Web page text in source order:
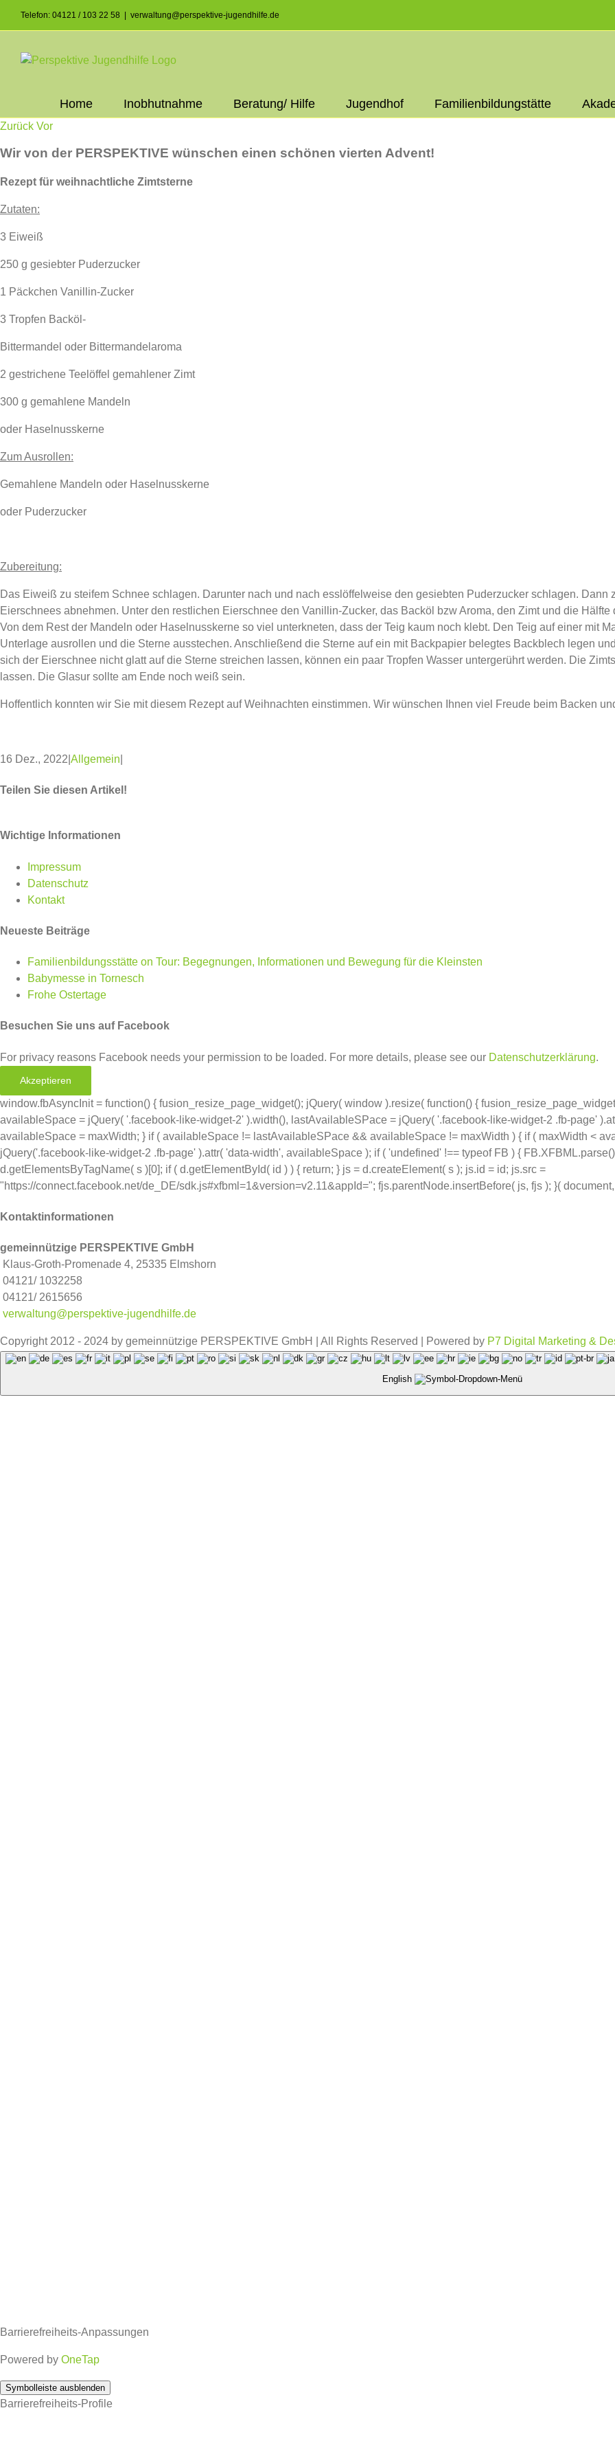
Telefon: 04121 / 103 22 58 verwaltung@perspektive-jugendhilfe.de
Home Inobhutnahme Beratung/ Hilfe Jugendhof Familienbildungstätte
Zurück Vor
Wir von der PERSPEKTIVE wünschen einen schönen vierten Advent!
Rezept für weihnachtliche Zimtsterne
Zutaten:
3 Eiweiß
250 g gesiebter Puderzucker
1 Päckchen Vanillin-Zucker
3 Tropfen Backöl-
Bittermandel oder Bittermandelaroma
2 gestrichene Teelöffel gemahlener Zimt
300 g gemahlene Mandeln
oder Haselnusskerne
Zum Ausrollen:
Gemahlene Mandeln oder Haselnusskerne
oder Puderzucker
Zubereitung:
Das Eiweiß zu steifem Schnee schlagen. Darunter nach und nach esslöffelweise den gesiebten Puderzucker schlagen. Dann
Eierschnees abnehmen. Unter den restlichen Eierschnee den Vanillin-Zucker, das Backöl bzw Aroma, den Zimt und die
Von dem Rest der Mandeln oder Haselnusskerne so viel unterkneten, dass der Teig kaum noch klebt. Den Teig auf einer mit
Unterlage ausrollen und die Sterne ausstechen. Anschließend die Sterne auf ein mit Backpapier belegtes Backblech legen
sich der Eierschnee nicht glatt auf die Sterne streichen lassen, können ein paar Tropfen Wasser untergerührt werden. Die
lassen. Die Glasur sollte am Ende noch weiß sein.
Hoffentlich konnten wir Sie mit diesem Rezept auf Weihnachten einstimmen. Wir wünschen Ihnen viel Freude beim Backen
16 Dez., 2022 Allgemein
Teilen Sie diesen Artikel!
Wichtige Informationen
Impressum
Datenschutz
Kontakt
Neueste Beiträge
Familienbildungsstätte on Tour: Begegnungen, Informationen und Bewegung für die Kleinsten
Babymesse in Tornesch
Frohe Ostertage
Besuchen Sie uns auf Facebook
For privacy reasons Facebook needs your permission to be loaded. For more details, please see our Datenschutzerklärung.
Akzeptieren
window.fbAsyncInit = function() { fusion_resize_page_widget(); jQuery( window ).resize( function() {
availableSpace = jQuery( '.facebook-like-widget-2' ).width(), lastAvailableSPace = jQuery( '.facebook-like-widget-2 .fb-page'
availableSpace = maxWidth; } if ( availableSpace != lastAvailableSPace && availableSpace != maxWidth ) { if ( maxWidth <
jQuery('.facebook-like-widget-2 .fb-page' ).attr( 'data-width', availableSpace ); if ( 'undefined' !== typeof FB ) {
d.getElementsByTagName( s )[0]; if ( d.getElementById( id ) ) { return; } js = d.createElement( s ); js.id = id; js.src =
"https://connect.facebook.net/de_DE/sdk.js#xfbml=1&version=v2.11&appId="; fjs.parentNode.insertBefore( js, fjs ); }(
Kontaktinformationen
gemeinnützige PERSPEKTIVE GmbH
Klaus-Groth-Promenade 4, 25335 Elmshorn
04121/ 1032258
04121/ 2615656
verwaltung@perspektive-jugendhilfe.de
Copyright 2012 - 2024 by gemeinnützige PERSPEKTIVE GmbH | All Rights Reserved | Powered by P7 Digital Marketing &
Facebook
Instagram
English
Barrierefreiheits-Anpassungen
Powered by OneTap
Symbolleiste ausblenden
Barrierefreiheits-Profile